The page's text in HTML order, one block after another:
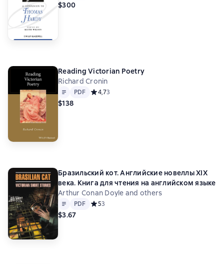
$300
Reading Victorian Poetry
Richard Cronin
Text PDF
PDF Средний рейтинг 4,7 на основе 3 оценок
4,73
$138
Бразильский кот. Английские новеллы XIX
века. Книга для чтения на английском языке
Arthur Conan Doyle and others
Text PDF
PDF Средний рейтинг 5 на основе 3 оценок
53
$3.67